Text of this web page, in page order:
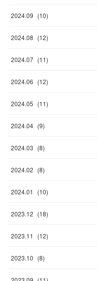
2024.09 (10)
2024.08 (12)
2024.07 (11)
2024.06 (12)
2024.05 (11)
2024.04 (9)
2024.03 (8)
2024.02 (8)
2024.01 (10)
2023.12 (18)
2023.11 (12)
2023.10 (8)